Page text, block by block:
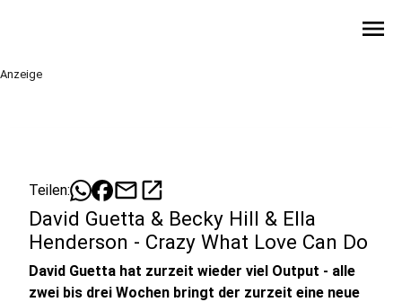
menu
Anzeige
Teilen: mailopen_in_new
David Guetta & Becky Hill & Ella
Henderson - Crazy What Love Can Do
David Guetta hat zurzeit wieder viel Output - alle
zwei bis drei Wochen bringt der zurzeit eine neue